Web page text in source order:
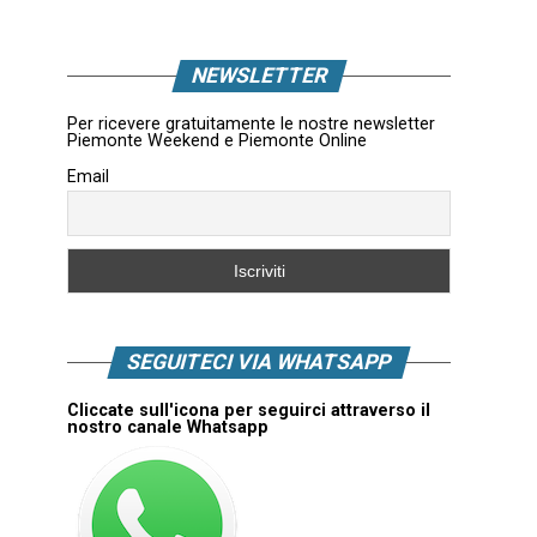
NEWSLETTER
Per ricevere gratuitamente le nostre newsletter
Piemonte Weekend e Piemonte Online
Email
SEGUITECI VIA WHATSAPP
Cliccate sull'icona per seguirci attraverso il
nostro canale Whatsapp